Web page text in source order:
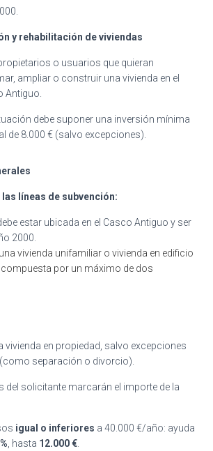
y rehabilitación de viviendas
o usuarios que quieran
ampliar o construir una vivienda en el
Antiguo
debe suponer una inversión mínima
de 8.000 € (salvo excepciones)
líneas de subvención:
estar ubicada en el Casco Antiguo y ser
2000
vivienda unifamiliar o vivienda en edificio
por un máximo de dos
vivienda en propiedad, salvo excepciones
separación o divorcio)
del solicitante marcarán el importe de la
igual o inferiores a 40.000 €/año: ayuda
, hasta 12.000 €